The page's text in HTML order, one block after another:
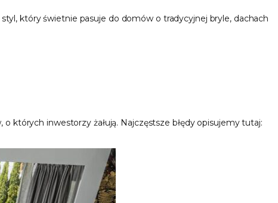
styl, który świetnie pasuje do domów o tradycyjnej bryle, dachach
których inwestorzy żałują. Najczęstsze błędy opisujemy tutaj: